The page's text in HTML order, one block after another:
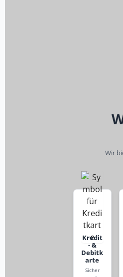
Wir
Kredit
- &
Debitk
arte
Sicher